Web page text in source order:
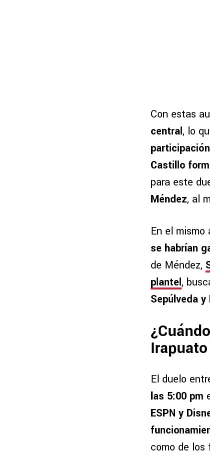
Con estas
central, lo
participación
Castillo
para este
Méndez, al
En el
se habrían
de Méndez,
plantel,
Sepúlveda
El duelo
las 5:00 pm
ESPN y
como de los